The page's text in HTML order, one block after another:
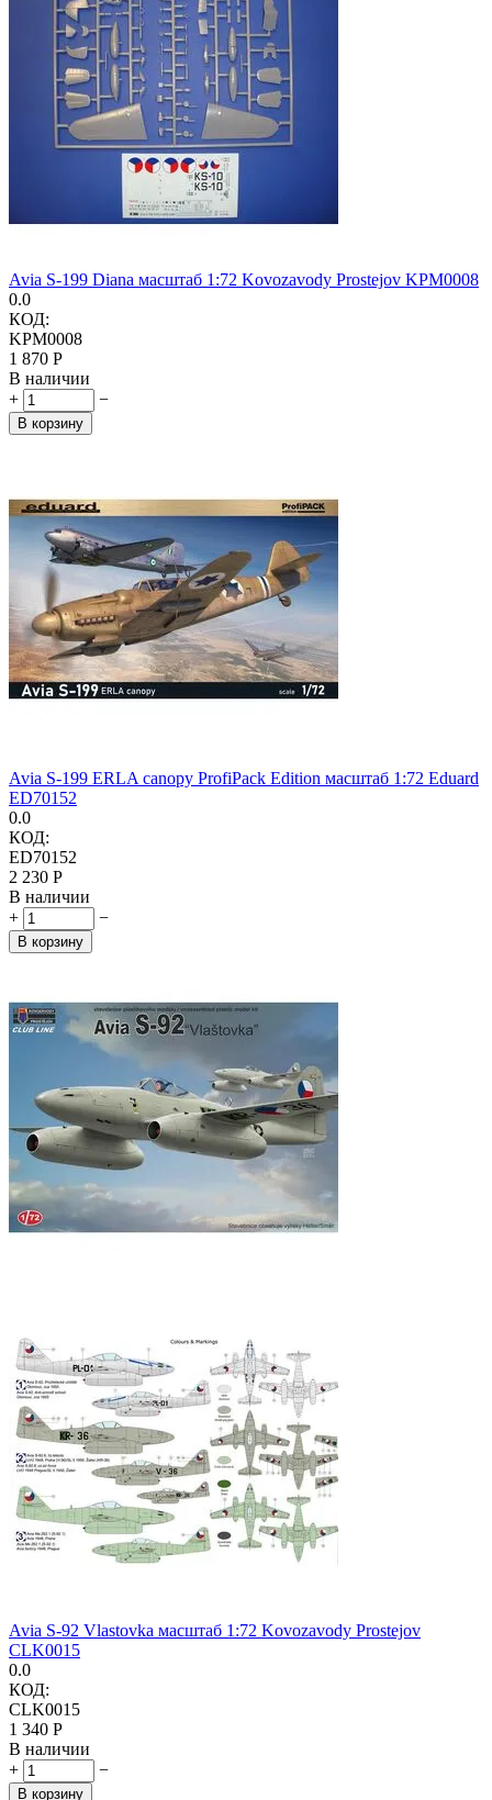
Avia S-199 Diana масштаб 1:72 Kovozavody Prostejov KPM0008
0.0
КОД:
KPM0008
1 870 Р
В наличии
+
−
В корзину
Avia S-199 ERLA canopy ProfiPack Edition масштаб 1:72 Eduard
ED70152
0.0
КОД:
ED70152
2 230 Р
В наличии
+
−
В корзину
Avia S-92 Vlastovka масштаб 1:72 Kovozavody Prostejov
CLK0015
0.0
КОД:
CLK0015
1 340 Р
В наличии
+
−
В корзину